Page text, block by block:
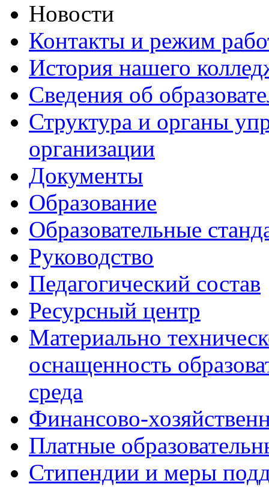
Новости
Контакты и режим
История нашего
Сведения об
Структура и органы
организации
Документы
Образование
Образовательные
Руководство
Педагогический состав
Ресурсный центр
Материально
оснащенность
среда
Финансово-
Платные
Стипендии и меры